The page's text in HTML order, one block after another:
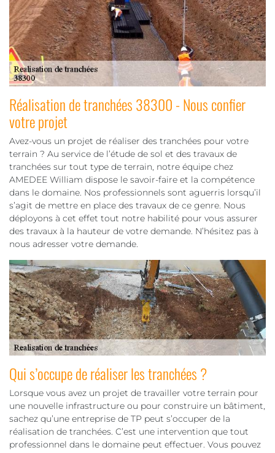
Réalisation de tranchées 38300 - Nous confier
votre projet
Avez-vous un projet de réaliser des tranchées pour votre
terrain ? Au service de l’étude de sol et des travaux de
tranchées sur tout type de terrain, notre équipe chez
AMEDEE William dispose le savoir-faire et la compétence
dans le domaine. Nos professionnels sont aguerris lorsqu’il
s’agit de mettre en place des travaux de ce genre. Nous
déployons à cet effet tout notre habilité pour vous assurer
des travaux à la hauteur de votre demande. N’hésitez pas à
nous adresser votre demande.
Qui s’occupe de réaliser les tranchées ?
Lorsque vous avez un projet de travailler votre terrain pour
une nouvelle infrastructure ou pour construire un bâtiment,
sachez qu’une entreprise de TP peut s’occuper de la
réalisation de tranchées. C’est une intervention que tout
professionnel dans le domaine peut effectuer. Vous pouvez